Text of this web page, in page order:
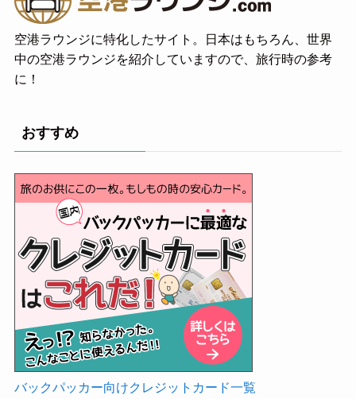
空港ラウンジに特化したサイト。日本はもちろん、世界
中の空港ラウンジを紹介していますので、旅行時の参考
に！
おすすめ
バックパッカー向けクレジットカード一覧